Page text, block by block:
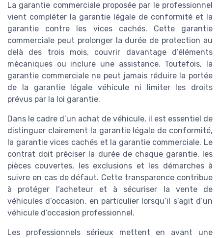
La garantie commerciale proposée par le professionnel
vient compléter la garantie légale de conformité et la
garantie contre les vices cachés. Cette garantie
commerciale peut prolonger la durée de protection au
delà des trois mois, couvrir davantage d’éléments
mécaniques ou inclure une assistance. Toutefois, la
garantie commerciale ne peut jamais réduire la portée
de la garantie légale véhicule ni limiter les droits
prévus par la loi garantie.
Dans le cadre d’un achat de véhicule, il est essentiel de
distinguer clairement la garantie légale de conformité,
la garantie vices cachés et la garantie commerciale. Le
contrat doit préciser la durée de chaque garantie, les
pièces couvertes, les exclusions et les démarches à
suivre en cas de défaut. Cette transparence contribue
à protéger l’acheteur et à sécuriser la vente de
véhicules d’occasion, en particulier lorsqu’il s’agit d’un
véhicule d’occasion professionnel.
Les professionnels sérieux mettent en avant une